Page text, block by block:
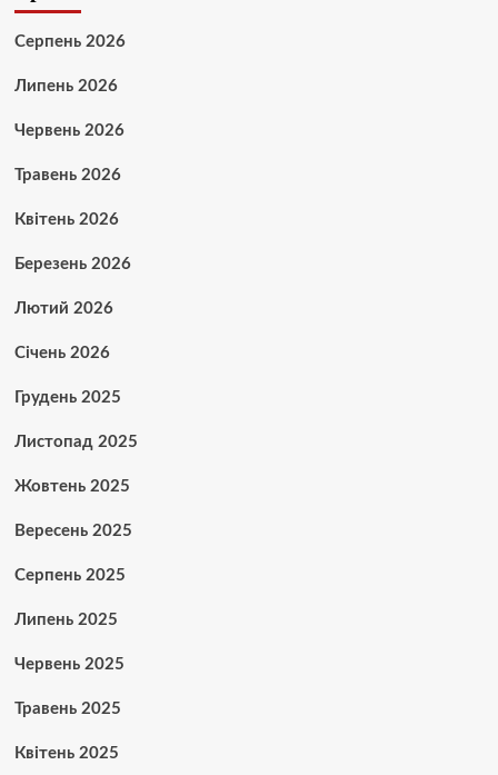
Серпень 2026
Липень 2026
Червень 2026
Травень 2026
Квітень 2026
Березень 2026
Лютий 2026
Січень 2026
Грудень 2025
Листопад 2025
Жовтень 2025
Вересень 2025
Серпень 2025
Липень 2025
Червень 2025
Травень 2025
Квітень 2025